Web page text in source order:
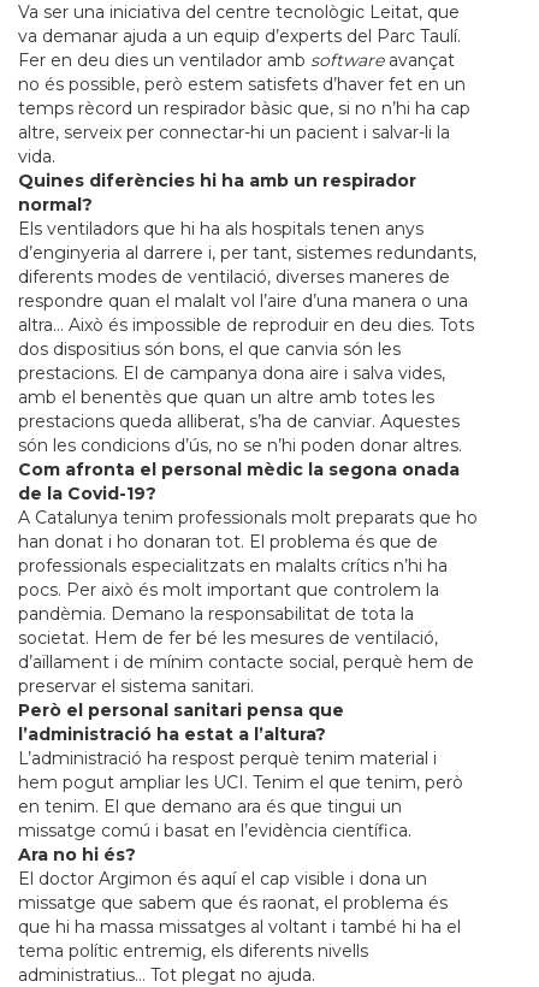
Va ser una iniciativa del centre tecnològic Leitat, que
va demanar ajuda a un equip d’experts del Parc Taulí.
Fer en deu dies un ventilador amb softwareavançat
no és possible, però estem satisfets d’haver fet en un
temps rècord un respirador bàsic que, si no n’hi ha cap
altre, serveix per connectar-hi un pacient i salvar-li la
vida.
Quines diferències hi ha amb un respirador
normal?
Els ventiladors que hi ha als hospitals tenen anys
d’enginyeria al darrere i, per tant, sistemes redundants,
diferents modes de ventilació, diverses maneres de
respondre quan el malalt vol l’aire d’una manera o una
altra… Això és impossible de reproduir en deu dies. Tots
dos dispositius són bons, el que canvia són les
prestacions. El de campanya dona aire i salva vides,
amb el benentès que quan un altre amb totes les
prestacions queda alliberat, s’ha de canviar. Aquestes
són les condicions d’ús, no se n’hi poden donar altres.
Com afronta el personal mèdic la segona onada
de la Covid-19?
A Catalunya tenim professionals molt preparats que ho
han donat i ho donaran tot. El problema és que de
professionals especialitzats en malalts crítics n’hi ha
pocs. Per això és molt important que controlem la
pandèmia. Demano la responsabilitat de tota la
societat. Hem de fer bé les mesures de ventilació,
d’aïllament i de mínim contacte social, perquè hem de
preservar el sistema sanitari.
Però el personal sanitari pensa que
l’administració ha estat a l’altura?
L’administració ha respost perquè tenim material i
hem pogut ampliar les UCI. Tenim el que tenim, però
en tenim. El que demano ara és que tingui un
missatge comú i basat en l’evidència científica.
Ara no hi és?
El doctor Argimon és aquí el cap visible i dona un
missatge que sabem que és raonat, el problema és
que hi ha massa missatges al voltant i també hi ha el
tema polític entremig, els diferents nivells
administratius… Tot plegat no ajuda.